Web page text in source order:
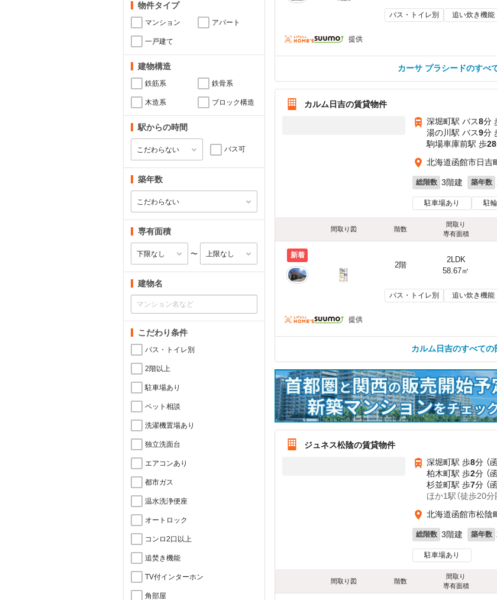
物件タイプ
マンション アパート
一戸建て
建物構造
鉄筋系 鉄骨系
木造系 ブロック構造
駅からの時間
バス可
築年数
専有面積
〜
建物名
こだわり条件
バス・トイレ別
2階以上
駐車場あり
ペット相談
洗濯機置場あり
独立洗面台
エアコンあり
都市ガス
温水洗浄便座
オートロック
コンロ2口以上
追焚き機能
TV付インターホン
角部屋
バス・トイレ別 追い炊き機能
提供
カーサ プラシードのすべ
カルム日吉の賃貸物件
深堀町駅 バス8分
湯の川駅 バス9分
駒場車庫前駅 歩28
北海道函館市日吉
総階数 3階建 築年数
駐車場あり 駐
間取り図 階数
間取り
専有面積
新着
2階
2LDK
58.67㎡
バス・トイレ別 追い炊き機能
提供
カルム日吉のすべての
ジュネス松陰の賃貸物件
深堀町駅 歩8分 （
柏木町駅 歩2分 （
杉並町駅 歩7分 （
ほか1駅（徒歩20分
北海道函館市松陰
総階数 3階建 築年数
駐車場あり
間取り図 階数
間取り
専有面積